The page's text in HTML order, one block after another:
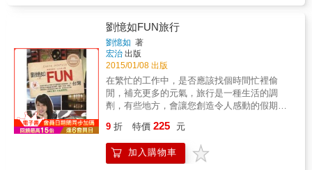
道上如何保住小命？最搞笑的假鈔到底有多離
譜（所以本書要教你全世界通用的偽鈔辨識祕
技）？ & 爆胎184次，騎乘94,494公里，探訪
87個國家&hellip;&hellip;7年半的行程一本書哪
寫得完？ & 本書是石田裕輔為滿足大家（還有
自己）對世界第一的好奇而寫成的「任性版」
旅遊指南，判斷標準百分百出於一己的經驗與
主觀，以及，好不好笑。如果你對踏上旅途有
點害怕，本書會讓你在笑破肚子之餘，也勇氣
孩個個都像模特兒（絕不是在法國）、世界上
最難喝的啤酒（比蘇聯啤酒更難喝）、世界第
新加坡2年，接待了來自世界各國的400位沙發
待沙發客的過程中，互相交流故事和價值觀，
交了很多各國朋友，也透過沙發客指導，學習
了真正的衝浪，因此各章節以衝浪用語命名，
呼應沙發衝浪的歷程，一語雙關耐人尋味。 3.
書中搭配不少接待沙發客的生活照片，體會不
同文化的面相，趣味盎然。 4.最後一篇為探訪
烏克蘭的遊記，藉著觀察了解當地學運，反思
╱顧維鈞╱蔣維喬╱黃伯樵╱王正廷╱褚民誼
╱黃炎培╱高鳳謙╱李景樅╱丁福保╱淩鴻勛
╱王曉籟╱陳光甫╱吳開先╱王雲五 本書特
色： ※ 民國初年著名旅遊雜誌《旅行雜誌》訪
問名人旅遊經驗之合集，一窺名人遊山玩水、
壯遊世界的精闢視角。 ※ 雜誌內文、照片、墨
跡全數收入，閱讀訪談內容之外，也可見到名
人平易近人的一面。 ※ 側面了解民國初年中國
乃至世界的交通建設、風俗民情，過去與現在
劉憶如FUN旅行
劉憶如 著
宏治 出版
2015/01/08 出版
在繁忙的工作中，是否應該找個時間忙裡偷
閒，補充更多的元氣，旅行是一種生活的調
劑，有些地方，會讓您創造令人感動的假期。
知性之旅能讓心靈跟上你的腳步!本書作者為台
灣知名的理財財作家劉憶如，內容介紹40個全
臺灣及廈門，福州，北京，香港，紐約最令人
9 折 特價 225 元
加入購物車